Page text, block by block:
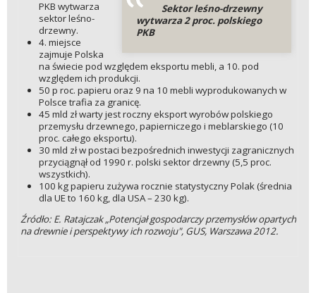
Sektor leśno-drzewny
wytwarza 2 proc. polskiego
PKB
PKB wytwarza
sektor leśno-
drzewny.
4. miejsce
zajmuje Polska
na świecie pod względem eksportu mebli, a 10. pod
względem ich produkcji.
50 p roc. papieru oraz 9 na 10 mebli wyprodukowanych w
Polsce trafia za granicę.
45 mld zł warty jest roczny eksport wyrobów polskiego
przemysłu drzewnego, papierniczego i meblarskiego (10
proc. całego eksportu).
30 mld zł w postaci bezpośrednich inwestycji zagranicznych
przyciągnął od 1990 r. polski sektor drzewny (5,5 proc.
wszystkich).
100 kg papieru zużywa rocznie statystyczny Polak (średnia
dla UE to 160 kg, dla USA – 230 kg).
Źródło: E. Ratajczak „Potencjał gospodarczy przemysłów opartych
na drewnie i perspektywy ich rozwoju", GUS, Warszawa 2012.